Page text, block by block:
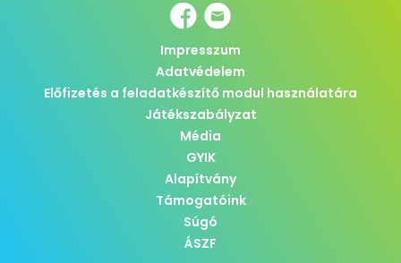
Impresszum
Adatvédelem
Előfizetés a feladatkészítő modul használatára
Játékszabályzat
Média
GYIK
Alapítvány
Támogatóink
Súgó
ÁSZF